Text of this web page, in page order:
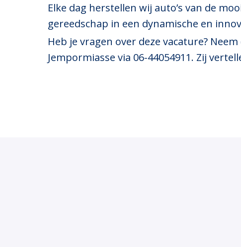
Elke dag herstellen wij auto’s van de
gereedschap in een dynamische en
Heb je vragen over deze vacature?
Jempormiasse via 06-44054911. Zij